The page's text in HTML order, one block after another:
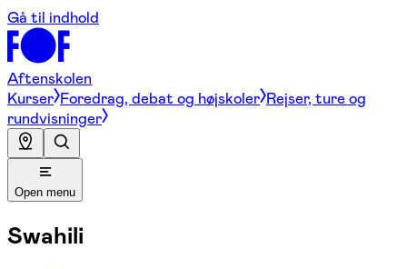
Gå til indhold
Aftenskolen
Kurser Foredrag, debat og højskoler Rejser, ture og
rundvisninger
Open menu
Swahili